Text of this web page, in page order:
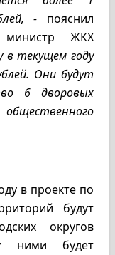
- пояснил
министр ЖКХ
в текущем году
Они будут
6 дворовых
в проекте по
будут
округов
ними будет